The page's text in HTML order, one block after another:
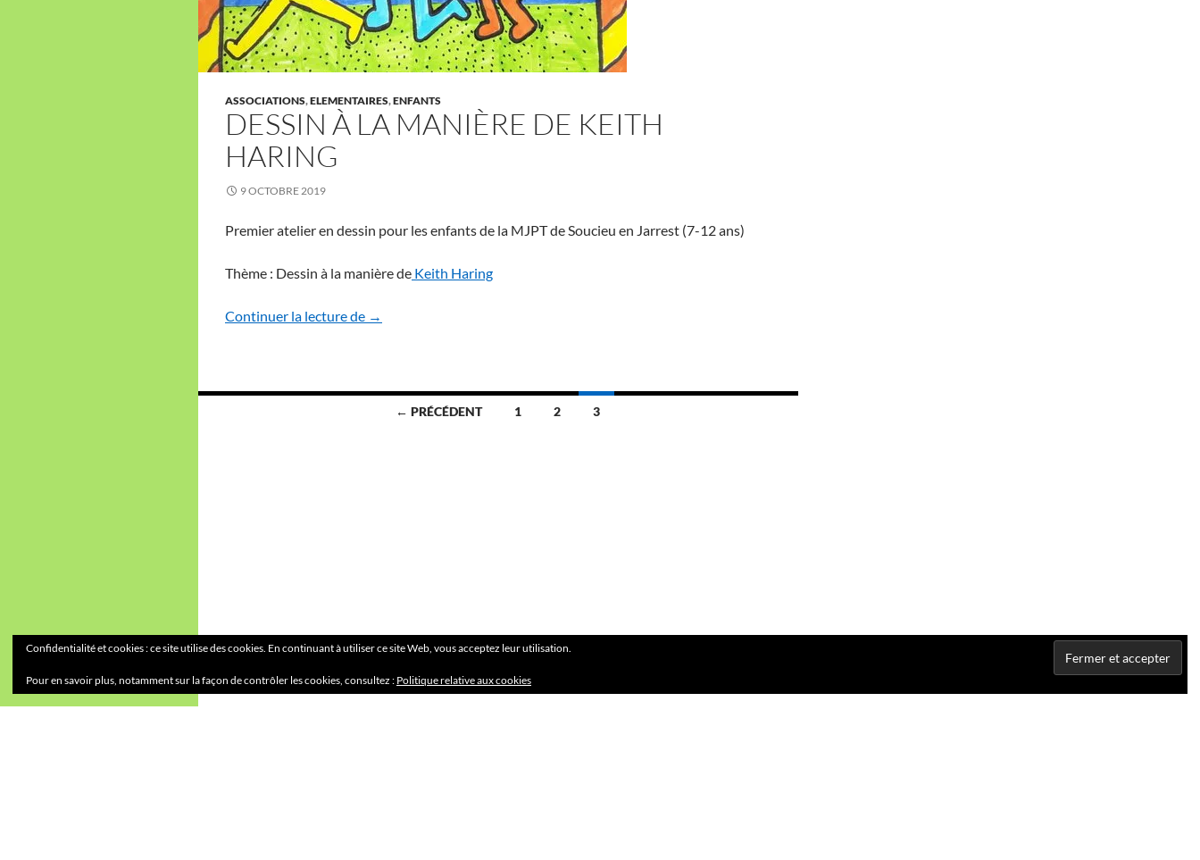
ASSOCIATIONS,ELEMENTAIRES,ENFANTS
DESSIN À LA MANIÈRE DE KEITH
HARING
9 OCTOBRE 2019
Premier atelier en dessin pour les enfants de la MJPT de Soucieu en Jarrest (7-12 ans)
Thème : Dessin à la manière de Keith Haring
Continuer la lecture de Dessin à la manière de Keith Haring
→
← PRÉCÉDENT 1 2 3
Confidentialité et cookies : ce site utilise des cookies. En continuant à utiliser ce site Web, vous acceptez leur utilisation.
Pour en savoir plus, notamment sur la façon de contrôler les cookies, consultez : Politique relative aux cookies